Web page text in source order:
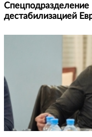
Спецподразделение
дестабилизацией